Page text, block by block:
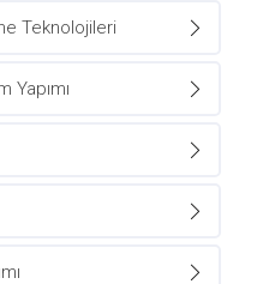
Teknolojileri
Yapımı